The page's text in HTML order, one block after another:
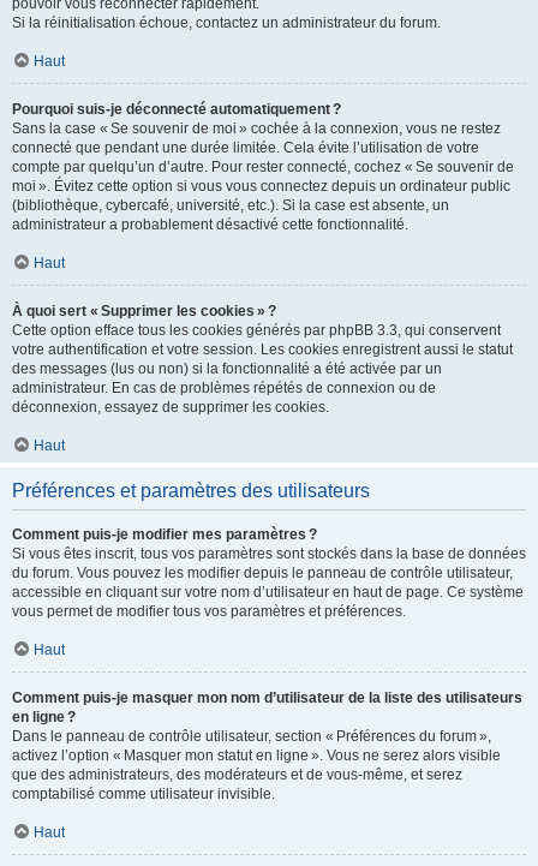
pouvoir vous reconnecter rapidement.
Si la réinitialisation échoue, contactez un administrateur du forum.
Haut
Pourquoi suis-je déconnecté automatiquement ?
Sans la case « Se souvenir de moi » cochée à la connexion, vous ne restez
connecté que pendant une durée limitée. Cela évite l’utilisation de votre
compte par quelqu’un d’autre. Pour rester connecté, cochez « Se souvenir de
moi ». Évitez cette option si vous vous connectez depuis un ordinateur public
(bibliothèque, cybercafé, université, etc.). Si la case est absente, un
administrateur a probablement désactivé cette fonctionnalité.
Haut
À quoi sert « Supprimer les cookies » ?
Cette option efface tous les cookies générés par phpBB 3.3, qui conservent
votre authentification et votre session. Les cookies enregistrent aussi le statut
des messages (lus ou non) si la fonctionnalité a été activée par un
administrateur. En cas de problèmes répétés de connexion ou de
déconnexion, essayez de supprimer les cookies.
Haut
Préférences et paramètres des utilisateurs
Comment puis-je modifier mes paramètres ?
Si vous êtes inscrit, tous vos paramètres sont stockés dans la base de données
du forum. Vous pouvez les modifier depuis le panneau de contrôle utilisateur,
accessible en cliquant sur votre nom d’utilisateur en haut de page. Ce système
vous permet de modifier tous vos paramètres et préférences.
Haut
Comment puis-je masquer mon nom d’utilisateur de la liste des utilisateurs
en ligne ?
Dans le panneau de contrôle utilisateur, section « Préférences du forum »,
activez l’option « Masquer mon statut en ligne ». Vous ne serez alors visible
que des administrateurs, des modérateurs et de vous-même, et serez
comptabilisé comme utilisateur invisible.
Haut